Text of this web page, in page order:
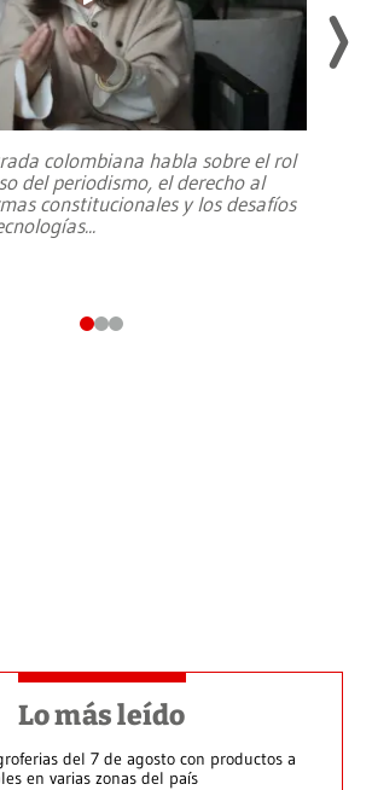
colombiana habla sobre el rol
del periodismo, el derecho al
constitucionales y los desafíos
...
Lo más leído
del 7 de agosto con productos a
en varias zonas del país